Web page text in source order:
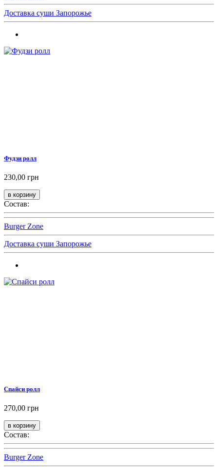
Доставка суши Запорожье
Фудзи ролл
230,00 грн
Состав:
Burger Zone
Доставка суши Запорожье
Спайси ролл
270,00 грн
Состав:
Burger Zone